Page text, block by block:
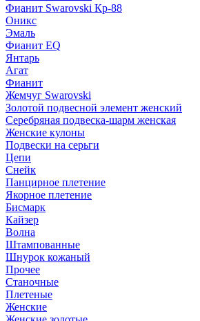
Фианит Swarovski Кр-88
Оникс
Эмаль
Фианит EQ
Янтарь
Агат
Фианит
Жемчуг Swarovski
Золотой подвесной элемент женcкий
Серебряная подвеска-шарм женская
Женские кулоны
Подвески на серьги
Цепи
Снейк
Панцирное плетение
Якорное плетение
Бисмарк
Кайзер
Волна
Штампованные
Шнурок кожаный
Прочее
Станочные
Плетеные
Женские